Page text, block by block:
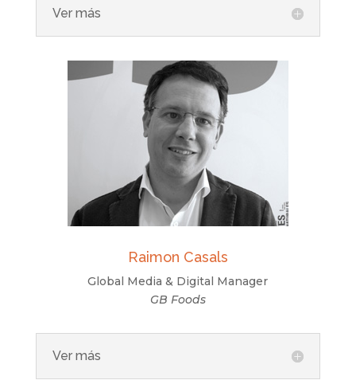
Ver más
Raimon Casals
Global Media & Digital Manager
GB Foods
Ver más